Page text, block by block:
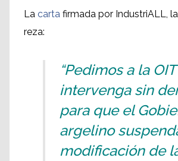
La carta firmada por IndustriALL,
reza:
“Pedimos a la
intervenga sin
para que el
argelino
modificación de